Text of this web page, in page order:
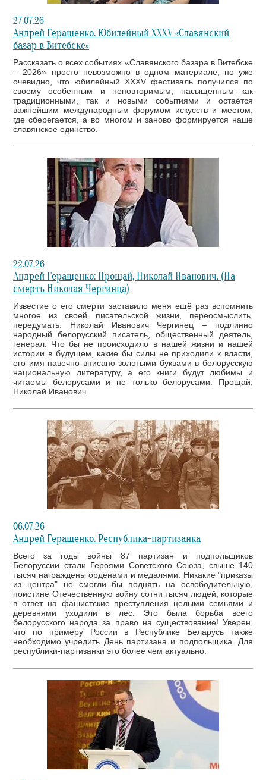
27.07.26
Андрей Геращенко. Юбилейный XXXV «Славянский
базар в Витебске»
Рассказать о всех событиях «Славянского базара в Витебске
– 2026» просто невозможно в одном материале, но уже
очевидно, что юбилейный XXXV фестиваль получился по
своему особенным и неповторимым, насыщенным как
традиционными, так и новыми событиями и остаётся
важнейшим международным форумом искусств и местом,
где сберегается, а во многом и заново формируется наше
славянское единство.
22.07.26
Андрей Геращенко: Прощай, Николай Иванович. (На
смерть Николая Чергинца)
Известие о его смерти заставило меня ещё раз вспомнить
многое из своей писательской жизни, переосмыслить,
передумать. Николай Иванович Чергинец – подлинно
народный белорусский писатель, общественный деятель,
генерал. Что бы не происходило в нашей жизни и нашей
истории в будущем, какие бы силы не приходили к власти,
его имя навечно вписано золотыми буквами в белорусскую
национальную литературу, а его книги будут любимы и
читаемы белорусами и не только белорусами. Прощай,
Николай Иванович.
06.07.26
Андрей Геращенко. Республика-партизанка
Всего за годы войны 87 партизан и подпольщиков
Белоруссии стали Героями Советского Союза, свыше 140
тысяч награждены орденами и медалями. Никакие "приказы
из центра" не смогли бы поднять на освободительную,
поистине Отечественную войну сотни тысяч людей, которые
в ответ на фашистские преступления целыми семьями и
деревнями уходили в лес. Это была борьба всего
белорусского народа за право на существование! Уверен,
что по примеру России в Республике Беларусь также
необходимо учредить День партизана и подпольщика. Для
республики-партизанки это более чем актуально.